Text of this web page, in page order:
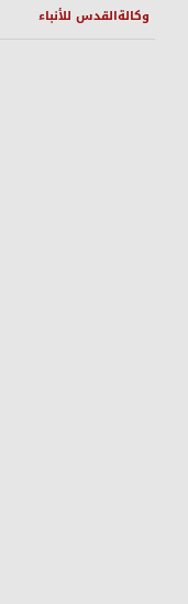
وكالةالقدس للأنباء